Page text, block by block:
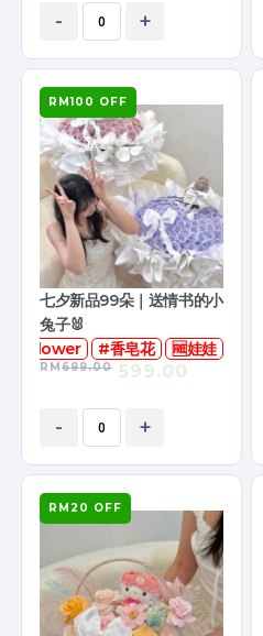
- +
RM100 OFF
七夕新品99朵｜送情书的小
兔子🐰
#香皂花 🆓娃娃
RM699.00 599.00
- +
RM20 OFF